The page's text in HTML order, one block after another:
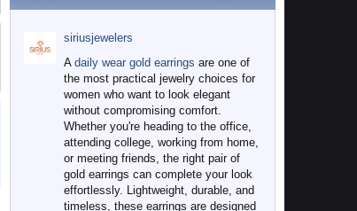
siriusjewelers
A daily wear gold earrings are one of
the most practical jewelry choices for
women who want to look elegant
without compromising comfort.
Whether you're heading to the office,
attending college, working from home,
or meeting friends, the right pair of
gold earrings can complete your look
effortlessly. Lightweight, durable, and
timeless, these earrings are designed